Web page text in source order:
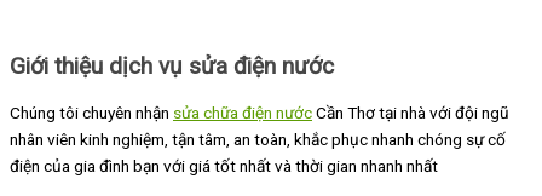
Giới thiệu dịch vụ sửa điện nước
Chúng tôi chuyên nhận sửa chữa điện nướcCần Thơ tại nhà với đội ngũ
nhân viên kinh nghiệm, tận tâm, an toàn, khắc phục nhanh chóng sự cố
điện của gia đình bạn với giá tốt nhất và thời gian nhanh nhất